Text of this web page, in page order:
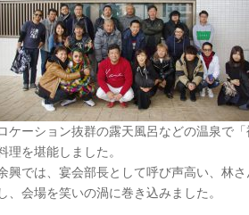
ケーション抜群の露天風呂などの温泉で
理を堪能しました。
興では、宴会部長として呼び声高い、林
し、会場を笑いの渦に巻き込みました。